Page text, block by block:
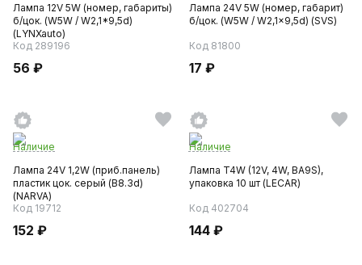
Лампа 12V 5W (номер, габариты)
б/цок. (W5W / W2,1*9,5d)
(LYNXauto)
Код 289196
56 ₽
Лампа 24V 5W (номер, габарит)
б/цок. (W5W / W2,1x9,5d) (SVS)
Код 81800
17 ₽
Наличие
Лампа 24V 1,2W (приб.панель)
пластик цок. серый (B8.3d)
(NARVA)
Код 19712
152 ₽
Наличие
Лампа T4W (12V, 4W, BA9S),
упаковка 10 шт (LECAR)
Код 402704
144 ₽